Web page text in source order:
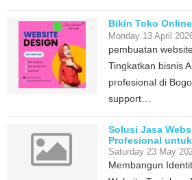
Bikin Toko
Monday 13 April
pembuatan
Tingkatkan bisnis
profesional di
support…
Solusi Jasa
Profesional
Anda
Saturday 23 May
Membangun